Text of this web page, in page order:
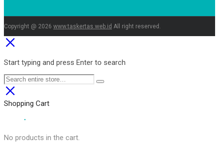
Copyright @ 2026 www.taskertas.web.id All right reserved.
Start typing and press Enter to search
Shopping Cart
No products in the cart.